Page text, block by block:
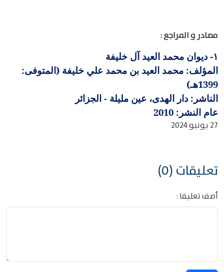
مصادر و المراجع :
١-
ديوان محمد العيد آل خليفة
المؤلف: محمد العيد بن محمد علي خليفة (المتوفى:
1399هـ)
الناشر: دار الهدى، عين مليلة - الجزائر
عام النشر: 2010
27 يونيو 2024
تعليقات (0)
أضف تعليقا :